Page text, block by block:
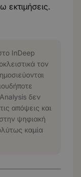
εκτιμήσεις.
InDeep
τον
δεν
απόψεις και
ψηφιακή
καμία